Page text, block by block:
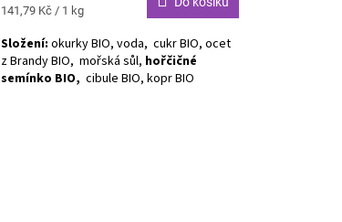
Měrná
141,79 Kč / 1 kg
Složení: okurky BIO, voda, cukr BIO, ocet
z Brandy BIO, mořská sůl, hořčičné
semínko BIO, cibule BIO, kopr BIO